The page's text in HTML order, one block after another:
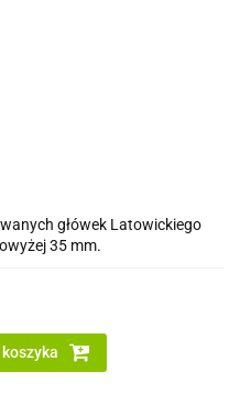
główek Latowickiego
35 mm.
koszyka